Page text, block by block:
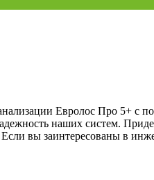
Евролос Про 5+ с
наших систем.
вы заинтересованы в